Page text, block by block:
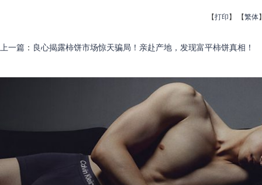
【打印 】 【繁体
上一篇 ： 良心揭露柿饼市场惊天骗局！亲赴产地，发现富平柿饼真相！